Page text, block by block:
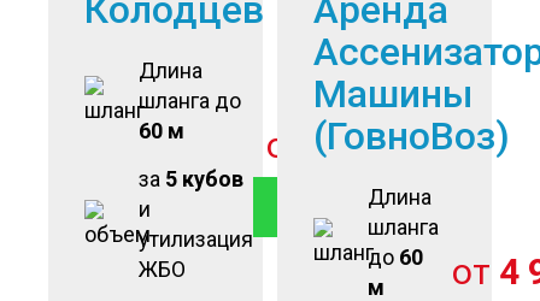
Колодцев
Длина
шланга до
60 м
за 5 кубов
и
утилизация
ЖБО
от 2 900руб
ВЫЗОВ ОТКАЧКИ
Аренда
Машины
(ГовноВоз)
Длина
шланга
до 60
м
от 4